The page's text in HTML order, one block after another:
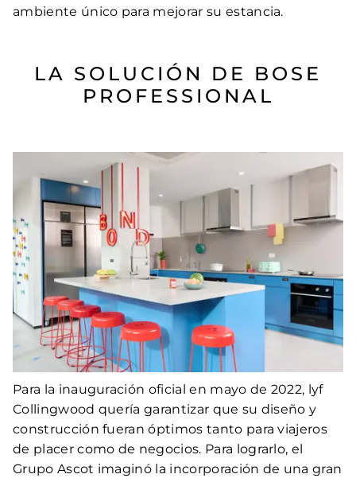
ambiente único para mejorar su estancia.
LA SOLUCIÓN DE BOSE
PROFESSIONAL
Para la inauguración oficial en mayo de 2022, lyf
Collingwood quería garantizar que su diseño y
construcción fueran óptimos tanto para viajeros
de placer como de negocios. Para lograrlo, el
Grupo Ascot imaginó la incorporación de una gran